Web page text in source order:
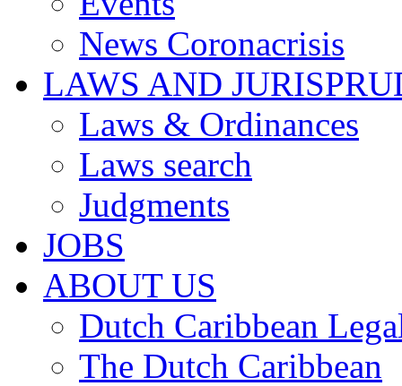
News Coronacrisis
LAWS AND
Laws & Ordinances
Laws search
Judgments
JOBS
ABOUT US
Dutch Caribbean
The Dutch Caribbean